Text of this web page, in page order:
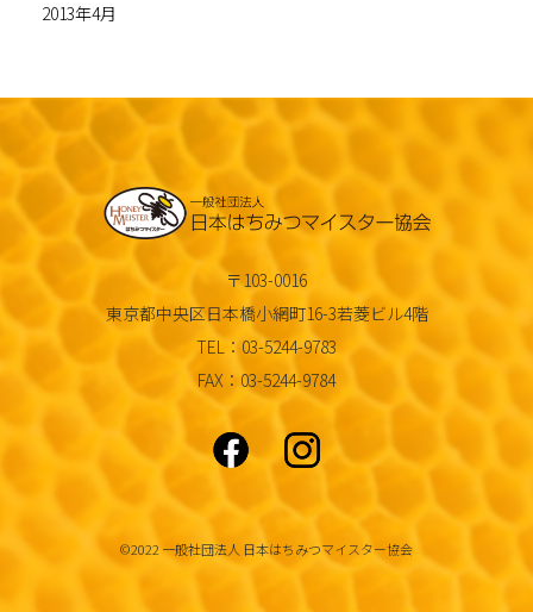
2013年4月
〒103-0016
東京都中央区日本橋小網町16-3若菱ビル4階
TEL：03-5244-9783
FAX：03-5244-9784
©2022 一般社団法人 日本はちみつマイスター協会